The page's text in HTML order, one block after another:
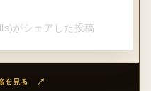
がシェアした投稿
を見る